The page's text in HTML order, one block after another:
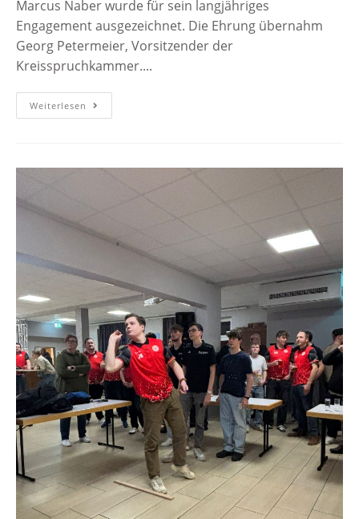
Marcus Naber wurde für sein langjähriges
Engagement ausgezeichnet. Die Ehrung übernahm
Georg Petermeier, Vorsitzender der
Kreisspruchkammer....
Weiterlesen